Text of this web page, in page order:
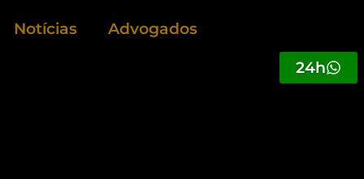
Notícias Advogados
24h